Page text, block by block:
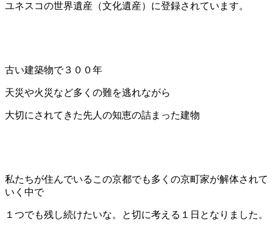
ユネスコの世界遺産（文化遺産）に登録されています。
古い建築物で３００年
天災や火災など多くの難を逃れながら
大切にされてきた先人の知恵の詰まった建物
私たちが住んでいるこの京都でも多くの京町家が解体されて
いく中で
１つでも残し続けたいな。と切に考える１日となりました。